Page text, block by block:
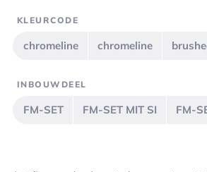
KLEURCODE
chromeline chromeline
INBOUWDEEL
FM-SET FM-SET MIT SI FM-